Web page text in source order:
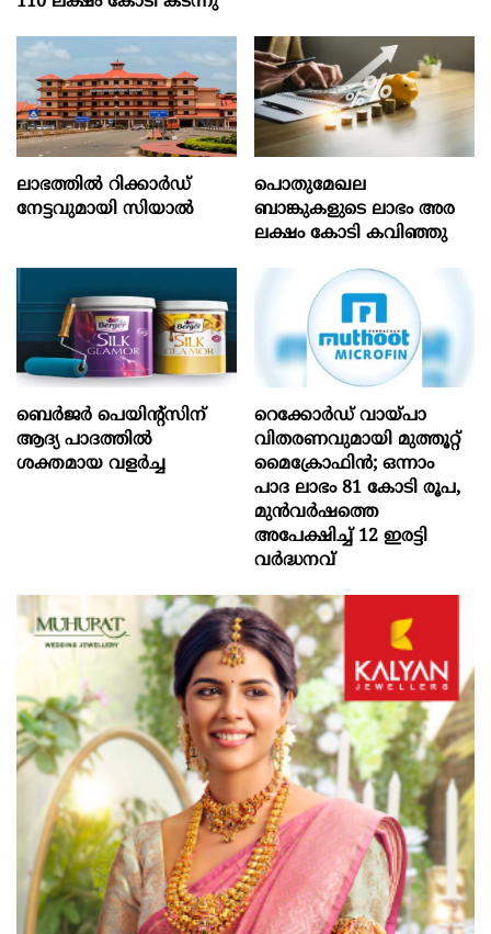
ലാഭത്തിൽ റിക്കാർഡ്
നേട്ടവുമായി സിയാൽ
പൊതുമേഖല
ബാങ്കുകളുടെ ലാഭം അര
ലക്ഷം കോടി കവിഞ്ഞു
ബെർജർ പെയിന്റ്സിന്
ആദ്യ പാദത്തിൽ
ശക്തമായ വളർച്ച
റെക്കോർഡ് വായ്പാ
വിതരണവുമായി മുത്തൂറ്റ്
മൈക്രോഫിൻ; ഒന്നാം
പാദ ലാഭം 81 കോടി രൂപ,
മുൻവർഷത്തെ
അപേക്ഷിച്ച് 12 ഇരട്ടി
വർദ്ധനവ്